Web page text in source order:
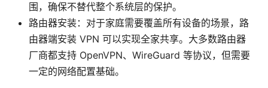
围，确保不替代整个系统层的保护。
路由器安装：对于家庭需要覆盖所有设备的场景，路
由器端安装 VPN 可以实现全家共享。大多数路由器
厂商都支持 OpenVPN、WireGuard 等协议，但需要
一定的网络配置基础。